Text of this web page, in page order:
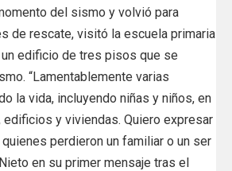
del sismo y volvió para
de rescate, visitó la escuela primaria
un edificio de tres pisos que se
“Lamentablemente varias
la vida, incluyendo niñas y niños, en
y viviendas. Quiero expresar
perdieron un familiar o un ser
en su primer mensaje tras el